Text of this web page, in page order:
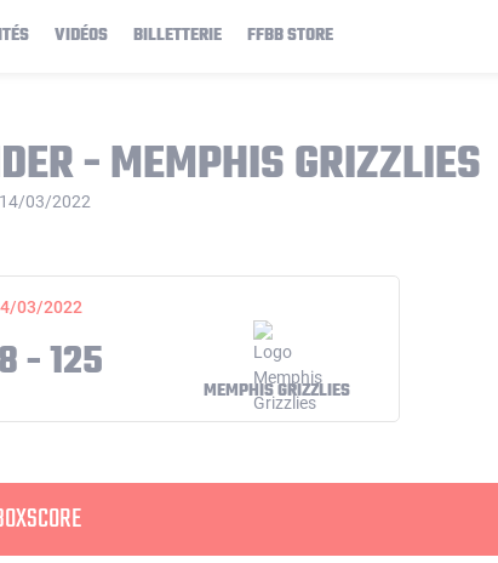
VIDÉOS BILLETTERIE FFBB STORE
- MEMPHIS GRIZZLIES
14/03/2022
03/2022
- 125 MEMPHIS GRIZZLIES